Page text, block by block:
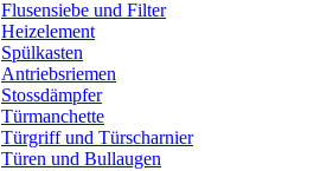
Flusensiebe und Filter
Heizelement
Spülkasten
Antriebsriemen
Stossdämpfer
Türmanchette
Türgriff und Türscharnier
Türen und Bullaugen